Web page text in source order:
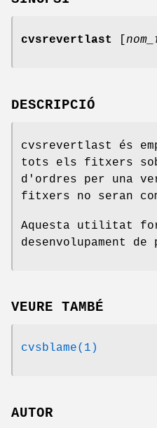
cvsrevertlast
DESCRIPCIÓ
cvsrevertlast és
tots els fitxers
d'ordres per una
fitxers no seran
Aquesta utilitat
desenvolupament
VEURE TAMBÉ
cvsblame(1)
AUTOR